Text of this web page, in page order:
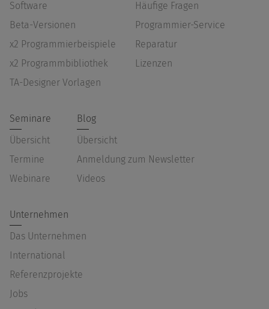
Software
Beta-Versionen
x2 Programmierbeispiele
x2 Programmbibliothek
TA-Designer Vorlagen
Häufige Fragen
Programmier-Service
Reparatur
Lizenzen
Seminare
Übersicht
Termine
Webinare
Blog
Übersicht
Anmeldung zum Newsletter
Videos
Unternehmen
Das Unternehmen
International
Referenzprojekte
Jobs